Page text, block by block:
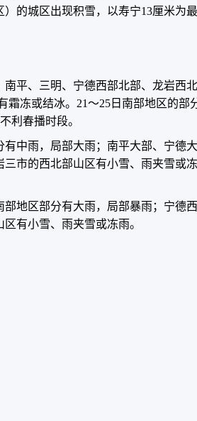
的城区出现积雪，以寿宁13厘米为最
平、三明、宁德西部北部、龙岩西
冻或结冰。21～25日南部地区的部
利春播时段。
雨，局部大雨；南平大部、宁德大
市的西北部山区有小雪、雨夹雪或冻
地区部分有大雨，局部暴雨；宁德
有小雪、雨夹雪或冻雨。